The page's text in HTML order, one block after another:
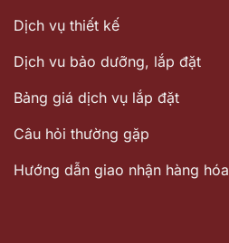
Dịch vụ thiết kế
Dịch vu bảo dưỡng, lắp đặt
Bảng giá dịch vụ lắp đặt
Câu hỏi thường gặp
Hướng dẫn giao nhận hàng hóa